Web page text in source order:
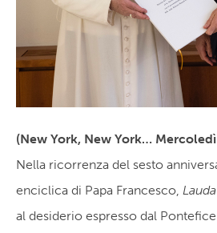
(New York, New York…
Nella ricorrenza del sesto
enciclica di Papa Francesco,
al desiderio espresso dal